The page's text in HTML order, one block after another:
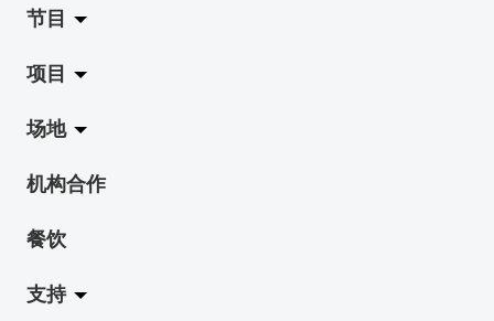
关于艺穗会
艺穗会的演化
使命与宗旨
艺穗会架构
档案库
艺穗网志
节目
拉阔
展览
演出
活动
工作坊
项目
Jazz-Go-Central, Jazz-Go-Fringe
LPL
2015-16 艺术场地资助计划
2015 照亮香港在新加坡
场地
陈丽玲划廊
奶库
地下剧场
机构合作
餐饮
支持